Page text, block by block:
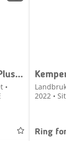
Kemper 460Plus StalkBuster
•
2022 •
Ring